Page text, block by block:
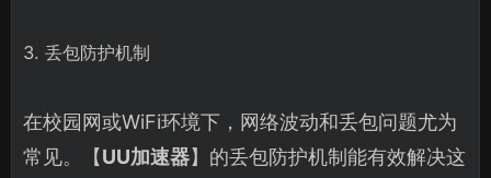
3. 丢包防护机制
在校园网或WiFi环境下，网络波动和丢包问题尤为
常见。【UU加速器】的丢包防护机制能有效解决这